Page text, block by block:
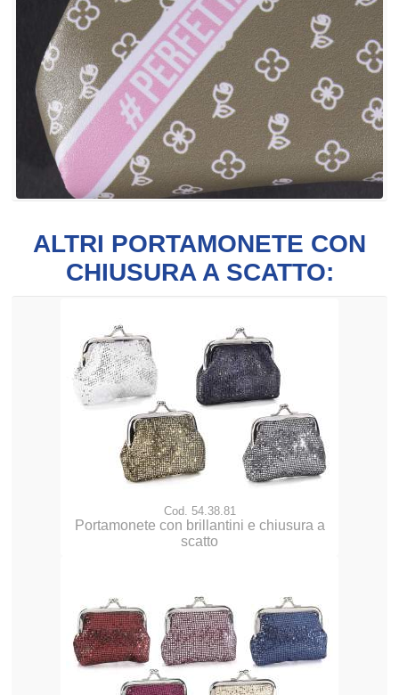
ALTRI PORTAMONETE CON
CHIUSURA A SCATTO:
Cod. 54.38.81
Portamonete con brillantini e chiusura a
scatto